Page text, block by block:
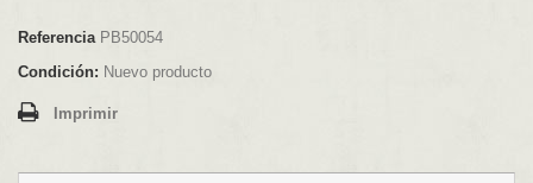
Referencia PB50054
Condición: Nuevo producto
Imprimir